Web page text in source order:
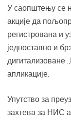
У саопштењу се
акције да
регистрована и
једноставно и
дигитализоване
апликације.
Упутство за
захтева за НИС